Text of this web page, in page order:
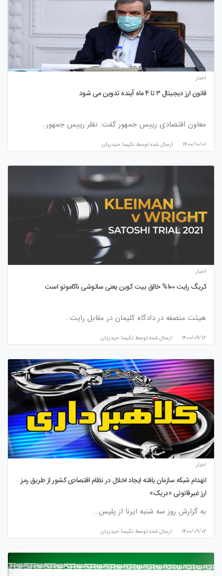
اخبار
قانون ارز دیجیتال ۳ تا ۴ ماه آینده تدوین می‌ شود
معاون اقتصادی رییس جمهور گفت: نظر رییس جمهور…
۱۴۰۰/۱۰/۰۱ ارسال شده توسط نكيسا حيدريان
اخبار
کریگ رایت 100% خالق بیت کوین یعنی ساتوشی ناکاموتو است
هیئت منصفه در دادگاه کلیمان در مقابل رایت…
۱۴۰۰/۰۹/۱۶ ارسال شده توسط نكيسا حيدريان
اخبار
انهدام شبکه سازمان یافته ایجاد اخلال در نظام اقتصادی کشور از طریق رمز
ارز غیرقانونی «دریک»
به گزارش روز سه شنبه ایرنا از پلیس…
۱۴۰۰/۰۹/۰۲ ارسال شده توسط نكيسا حيدريان